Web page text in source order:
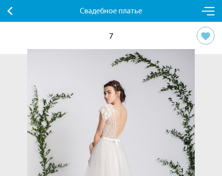
Свадебное платье
7